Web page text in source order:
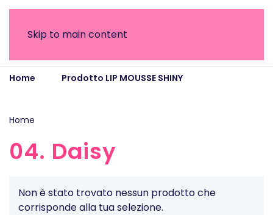
Skip to main content
Home Prodotto LIP MOUSSE SHINY
Home
04. Daisy
Non è stato trovato nessun prodotto che
corrisponde alla tua selezione.